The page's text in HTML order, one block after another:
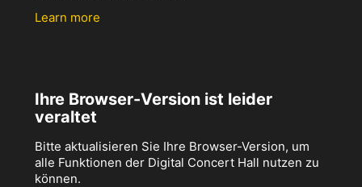
Learn more
Ihre Browser-Version ist leider
veraltet
Bitte aktualisieren Sie Ihre Browser-Version, um
alle Funktionen der Digital Concert Hall nutzen zu
können.